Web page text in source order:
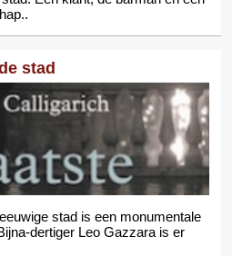
stad
stad is een monumentale
dertiger Leo Gazzara is er